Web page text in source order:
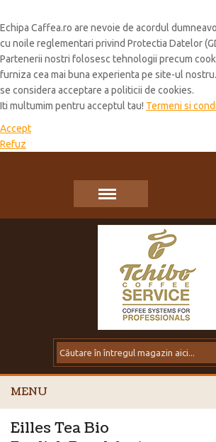
Echipa Caffea.ro are nevoie de acordul
cu noile reglementari privind Protectia Datelor
Partenerii nostri folosesc tehnologii precum
furniza cea mai buna experienta pe site-ul
se considera acceptare a politicii de cookies.
Iti multumim pentru acceptul tau! Termeni si
Accept
Refuz
MENU
Eilles Tea Bio